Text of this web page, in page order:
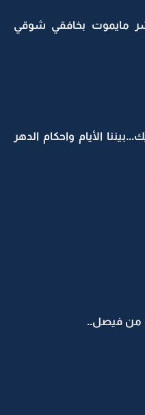
مايموت بخافقي شوقي
الأيام واحكام الدهر
من فيصل..